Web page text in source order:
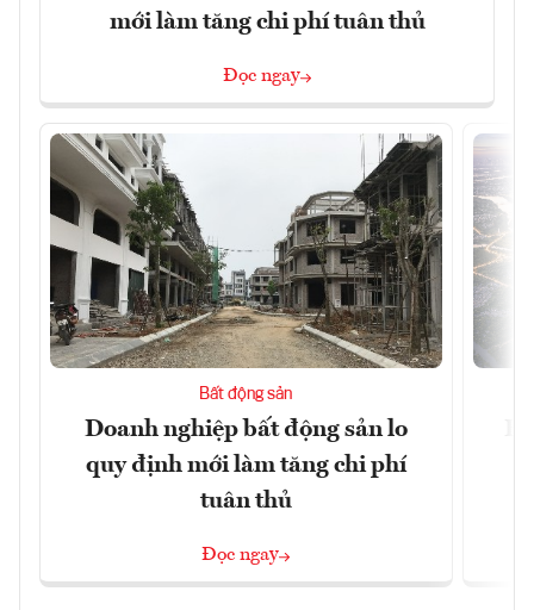
mới làm tăng chi phí tuân thủ
Đọc ngay
Bất động sản
Doanh nghiệp bất động sản lo
quy định mới làm tăng chi phí
tuân thủ
Đọc ngay